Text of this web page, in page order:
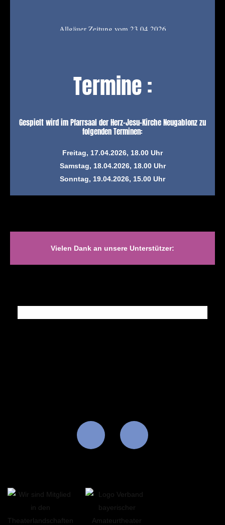
Allgäuer Zeitung vom 23.04.2026
Termine :
Gespielt wird im Pfarrsaal der Herz-Jesu-Kirche Neugablonz zu
folgenden Terminen:
Freitag, 17.04.2026, 18.00 Uhr
Samstag, 18.04.2026, 18.00 Uhr
Sonntag, 19.04.2026, 15.00 Uhr
Vielen Dank an unsere Unterstützer: